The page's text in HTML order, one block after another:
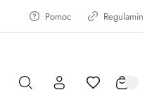
Pomoc Regulamin